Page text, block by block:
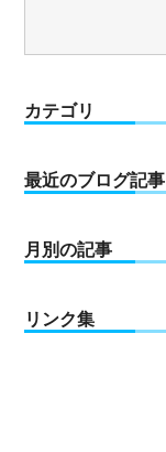
カテゴリ
最近のブログ記事
月別の記事
リンク集